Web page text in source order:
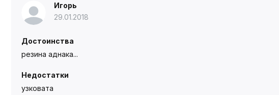
Игорь
29.01.2018
Достоинства
резина аднака...
Недостатки
узковата